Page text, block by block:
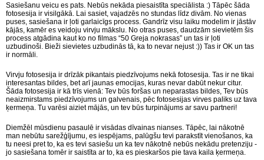
Sasiešanu veicu es pats. Nebūs nekāda piesaistīta speciālista :) Tāpēc šāda
fotosesija ir visilgākā. Lai sasiet, vajadzēs no stundas līdz divām. No vienas
puses, sasiešana ir ļoti garlaicīgs process. Gandrīz visu laiku modelim ir jāstāv
kājās, kamēr es veidoju virvju mākslu. No otras puses, daudzām sievietēm šis
process atgādina kaut ko no filmas “50 Greja nokrasas” un tas ir ļoti
uzbudinoši. Bieži sievietes uzbudinās tā, ka to nevar nejust :)) Tas ir OK un tas
ir normāli.
Virvju fotosesija ir drīzāk pikantais piedzīvojums nekā fotosesija. Tas ir ne tikai
interesantas bildes, bet arī jaunas emocijas, kuras nevar dabūt nekur citur.
Šāda fotosesija ir kā trīs vienā: Tev būs foršas un neparastas bildes, Tev būs
neaizmirstams piedzīvojums un galvenais, pēc fotosesijas virves paliks uz tava
ķermeņa. Tu varēsi aiziet mājās, un tev būs turpinājums ar savu partneri!
Diemžēl mūsdienu pasaulē ir visādas dīvainas nianses. Tāpēc, lai nākotnē
man nebūtu sarežģījumu, es iespējams, palūgšu tevi parakstīt vienošanos, ka
tu neesi pret to, ka es tevi sasiešu un ka tev nākotnē nebūs nekādu pretenziju -
jo sasiešana tomēr ir saistīta ar to, ka es pieskaršos pie tava kaila ķermeņa.